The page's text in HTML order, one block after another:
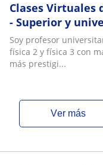
Clases Virtuales
- Superior y
Soy profesor
física 2 y física 3 con
más prestigi...
ver más